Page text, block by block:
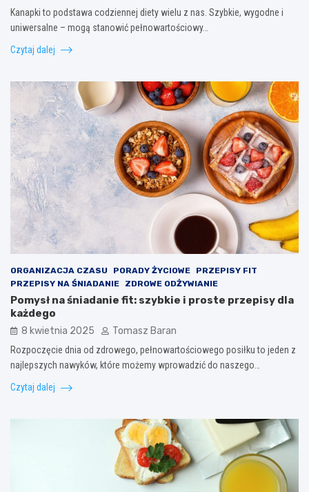
Kanapki to podstawa codziennej diety wielu z nas. Szybkie, wygodne i
uniwersalne – mogą stanowić pełnowartościowy…
Czytaj dalej
ORGANIZACJA CZASU PORADY ŻYCIOWE
PRZEPISY FIT
PRZEPISY NA ŚNIADANIE
ZDROWE ODŻYWIANIE
Pomysł na śniadanie fit: szybkie i proste przepisy dla
każdego
8 kwietnia 2025 Tomasz Baran
Rozpoczęcie dnia od zdrowego, pełnowartościowego posiłku to jeden z
najlepszych nawyków, które możemy wprowadzić do naszego…
Czytaj dalej